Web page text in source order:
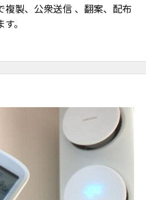
製、公衆送信 、翻案、配布
。